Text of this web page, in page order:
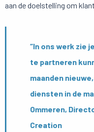
aan de doelstelling om
“In ons werk zie
te partneren
maanden
diensten in de
Ommeren,
Creation